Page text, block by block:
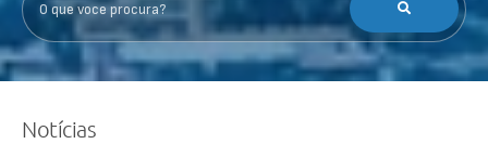
O que voce procura?
Notícias